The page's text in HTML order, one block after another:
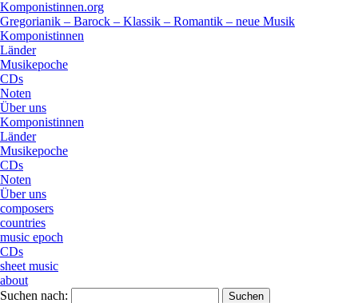
Komponistinnen.org
Gregorianik – Barock – Klassik – Romantik – neue Musik
Komponistinnen
Länder
Musikepoche
CDs
Noten
Über uns
Komponistinnen
Länder
Musikepoche
CDs
Noten
Über uns
composers
countries
music epoch
CDs
sheet music
about
Suchen nach: